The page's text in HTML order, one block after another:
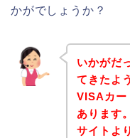
かがでしょうか？
いかがだ
てきたよ
VISAカー
あります
サイトよ